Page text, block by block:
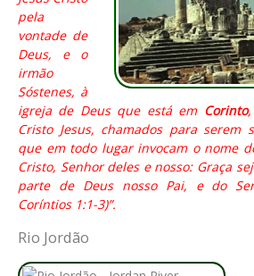
pela
vontade de
Deus, e o
irmão
Sóstenes, à
igreja de Deus que está em Corinto
Cristo Jesus, chamados para serem
que em todo lugar invocam o nome
Cristo, Senhor deles e nosso: Graça
parte de Deus nosso Pai, e do
Coríntios 1:1-3)”.
Rio Jordão